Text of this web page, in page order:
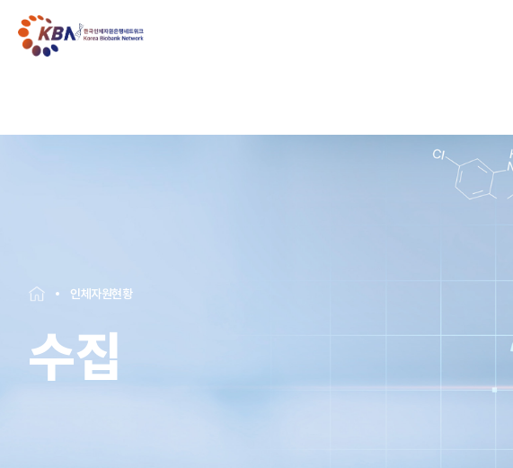
인체자원현황
수집